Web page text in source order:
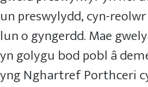
un preswylydd, cyn-
lun o gyngerdd. Mae
yn golygu bod pobl â
yng Nghartref Porthceri